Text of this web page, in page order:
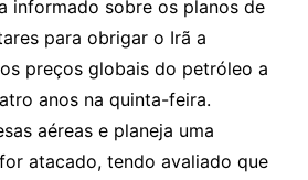
informado sobre os planos de
para obrigar o Irã a
preços globais do petróleo a
anos na quinta-feira.
aéreas e planeja uma
atacado, tendo avaliado que